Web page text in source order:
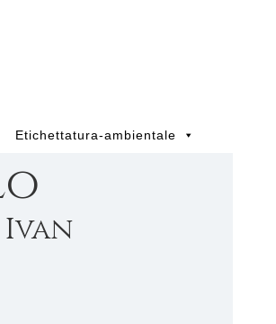
Etichettatura-ambientale